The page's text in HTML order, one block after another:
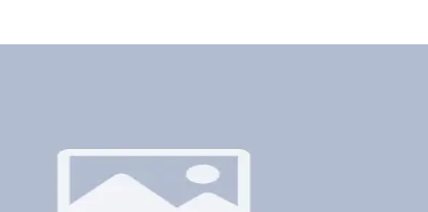
security. The monthly rent is 65,000 BDT and service charge 8000 BDT.